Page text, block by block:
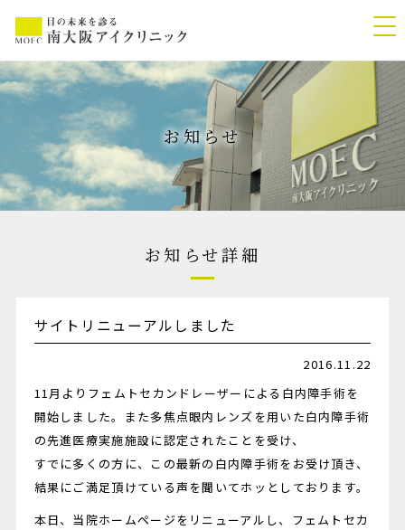
お知らせ
お知らせ詳細
サイトリニューアルしました
2016.11.22
11月よりフェムトセカンドレーザーによる白内障手術を
開始しました。また多焦点眼内レンズを用いた白内障手術
の先進医療実施施設に認定されたことを受け、
すでに多くの方に、この最新の白内障手術をお受け頂き、
結果にご満足頂けている声を聞いてホッとしております。
本日、当院ホームページをリニューアルし、フェムトセカ